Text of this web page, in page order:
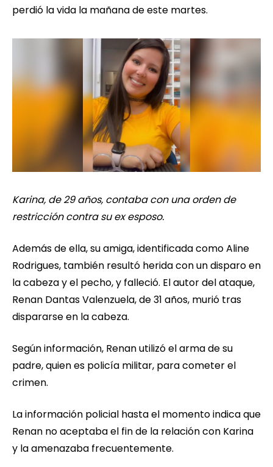
perdió la vida la mañana de este martes.
Karina, de 29 años, contaba con una orden de
restricción contra su ex esposo.
Además de ella, su amiga, identificada como Aline
Rodrigues, también resultó herida con un disparo en
la cabeza y el pecho, y falleció. El autor del ataque,
Renan Dantas Valenzuela, de 31 años, murió tras
dispararse en la cabeza.
Según información, Renan utilizó el arma de su
padre, quien es policía militar, para cometer el
crimen.
La información policial hasta el momento indica que
Renan no aceptaba el fin de la relación con Karina
y la amenazaba frecuentemente.